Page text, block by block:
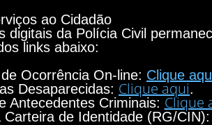
ao Cidadão
digitais da Polícia Civil
links abaixo:
Ocorrência On-line: Clique
Desaparecidas: Clique aqui.
Antecedentes Criminais: Clique
de Identidade (RG/CIN):